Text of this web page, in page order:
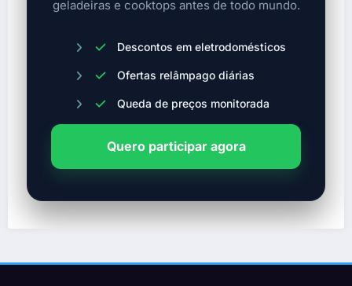
geladeiras e cooktops antes de todo mundo.
Descontos em eletrodomésticos
Ofertas relâmpago diárias
Queda de preços monitorada
Quero participar agora